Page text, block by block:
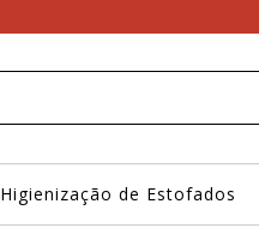
Higienização de Estofados